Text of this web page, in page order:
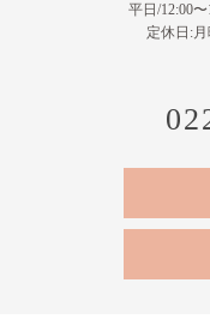
平日/12:00
定休日: